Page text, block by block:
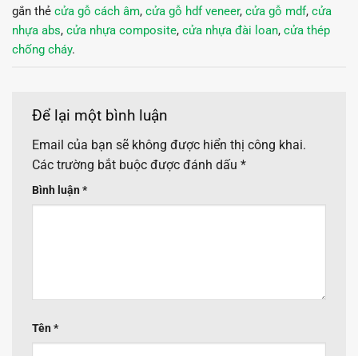
gắn thẻ cửa gỗ cách âm, cửa gỗ hdf veneer, cửa gỗ mdf, cửa
nhựa abs, cửa nhựa composite, cửa nhựa đài loan, cửa thép
chống cháy.
Để lại một bình luận
Email của bạn sẽ không được hiển thị công khai.
Các trường bắt buộc được đánh dấu *
Bình luận *
Tên *